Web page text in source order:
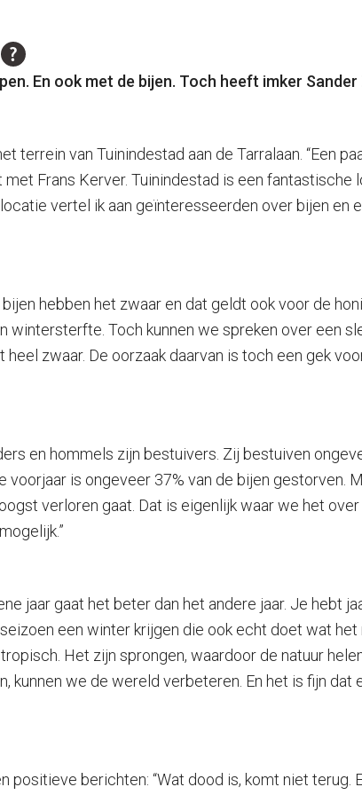
En ook met de bijen. Toch heeft imker
van Tuinindestad aan de Tarralaan. “Een
Frans Kerver. Tuinindestad is een
vertel ik aan geïnteresseerden over bijen
hebben het zwaar en dat geldt ook voor de
wintersterfte. Toch kunnen we spreken over een
zwaar. De oorzaak daarvan is toch een gek
en hommels zijn bestuivers. Zij bestuiven
voorjaar is ongeveer 37% van de bijen
verloren gaat. Dat is eigenlijk waar we het
jaar gaat het beter dan het andere jaar. Je hebt
een winter krijgen die ook echt doet wat
Het zijn sprongen, waardoor de natuur
kunnen we de wereld verbeteren. En het is fijn
berichten: “Wat dood is, komt niet